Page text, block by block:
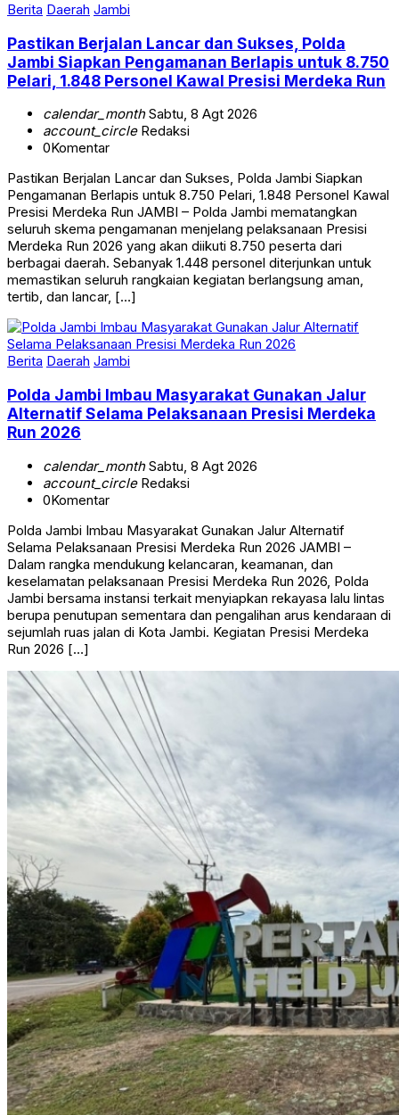
Berita Daerah Jambi
Pastikan Berjalan Lancar dan Sukses, Polda
Jambi Siapkan Pengamanan Berlapis untuk 8.750
Pelari, 1.848 Personel Kawal Presisi Merdeka Run
calendar_monthSabtu, 8 Agt 2026
account_circleRedaksi
0Komentar
Pastikan Berjalan Lancar dan Sukses, Polda Jambi Siapkan
Pengamanan Berlapis untuk 8.750 Pelari, 1.848 Personel Kawal
Presisi Merdeka Run JAMBI – Polda Jambi mematangkan
seluruh skema pengamanan menjelang pelaksanaan Presisi
Merdeka Run 2026 yang akan diikuti 8.750 peserta dari
berbagai daerah. Sebanyak 1.448 personel diterjunkan untuk
memastikan seluruh rangkaian kegiatan berlangsung aman,
tertib, dan lancar, […]
Berita Daerah Jambi
Polda Jambi Imbau Masyarakat Gunakan Jalur
Alternatif Selama Pelaksanaan Presisi Merdeka
Run 2026
calendar_monthSabtu, 8 Agt 2026
account_circleRedaksi
0Komentar
Polda Jambi Imbau Masyarakat Gunakan Jalur Alternatif
Selama Pelaksanaan Presisi Merdeka Run 2026 JAMBI –
Dalam rangka mendukung kelancaran, keamanan, dan
keselamatan pelaksanaan Presisi Merdeka Run 2026, Polda
Jambi bersama instansi terkait menyiapkan rekayasa lalu lintas
berupa penutupan sementara dan pengalihan arus kendaraan di
sejumlah ruas jalan di Kota Jambi. Kegiatan Presisi Merdeka
Run 2026 […]